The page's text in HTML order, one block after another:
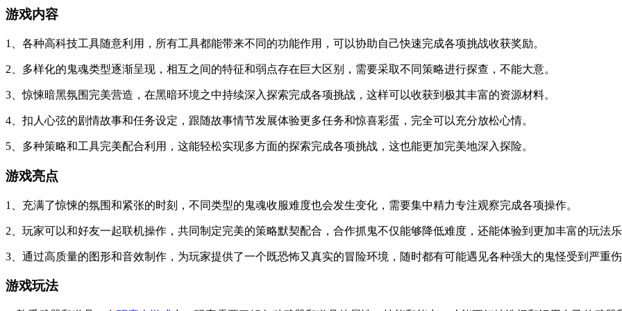
游戏内容
1、各种高科技工具随意利用，所有工具都能带来不同的功能作用，可以协助自己快速完成各项挑战收获奖励。
2、多样化的鬼魂类型逐渐呈现，相互之间的特征和弱点存在巨大区别，需要采取不同策略进行探查，不能大意。
3、惊悚暗黑氛围完美营造，在黑暗环境之中持续深入探索完成各项挑战，这样可以收获到极其丰富的资源材料。
4、扣人心弦的剧情故事和任务设定，跟随故事情节发展体验更多任务和惊喜彩蛋，完全可以充分放松心情。
5、多种策略和工具完美配合利用，这能轻松实现多方面的探索完成各项挑战，这也能更加完美地深入探险。
游戏亮点
1、充满了惊悚的氛围和紧张的时刻，不同类型的鬼魂收服难度也会发生变化，需要集中精力专注观察完成各项操作。
2、玩家可以和好友一起联机操作，共同制定完美的策略默契配合，合作抓鬼不仅能够降低难度，还能体验到更加丰富的玩法乐
3、通过高质量的图形和音效制作，为玩家提供了一个既恐怖又真实的冒险环境，随时都有可能遇见各种强大的鬼怪受到严重伤
游戏玩法